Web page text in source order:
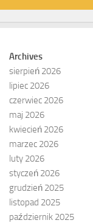
Archives
sierpień 2026
lipiec 2026
czerwiec 2026
maj 2026
kwiecień 2026
marzec 2026
luty 2026
styczeń 2026
grudzień 2025
listopad 2025
październik 2025